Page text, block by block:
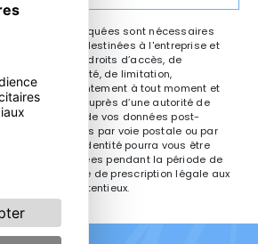
communiquées sont nécessaires
Elles sont destinées à l'entreprise et
disposez de droits d’accès, de
de portabilité, de limitation,
de votre consentement à tout moment et
réclamation auprès d’une autorité de
le sort de vos données post-
exercer ces droits par voie postale ou par
Un justificatif d'identité pourra vous être
vos données pendant la période de
pendant la durée de prescription légale aux
gestion des contentieux.